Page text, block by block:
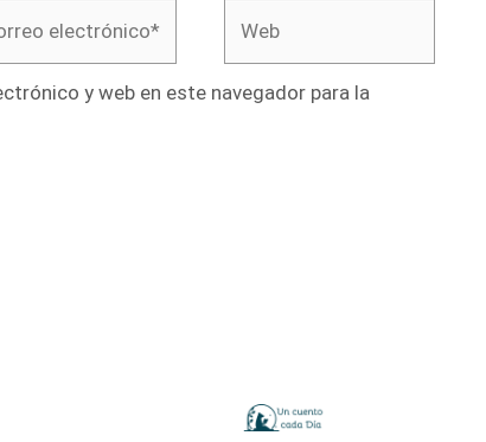
y web en este navegador para la